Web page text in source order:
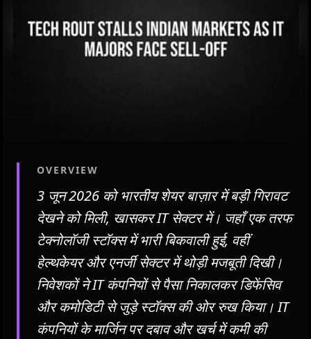
OVERVIEW
3 जून 2026 को भारतीय शेयर बाज़ार में बड़ी गिरावट
देखने को मिली, खासकर IT सेक्टर में। जहाँ एक तरफ
टेक्नोलॉजी स्टॉक्स में भारी बिकवाली हुई, वहीं
हेल्थकेयर और एनर्जी सेक्टर में थोड़ी मजबूती दिखी।
निवेशकों ने IT कंपनियों से पैसा निकालकर डिफेंसिव
और कमोडिटी से जुड़े स्टॉक्स की ओर रुख किया। IT
कंपनियों के मार्जिन पर दबाव और खर्च में कमी की